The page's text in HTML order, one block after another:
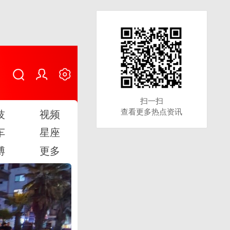
视频
星座
更多
扫一扫
查看更多热点资讯
扫一扫
查看更多热点资讯